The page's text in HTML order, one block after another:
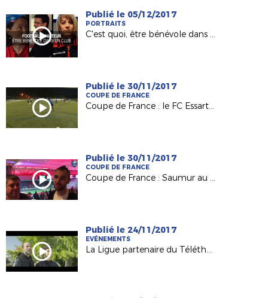
Publié le 05/12/2017
PORTRAITS
C'est quoi, être bénévole dans un club ?
Publié le 30/11/2017
COUPE DE FRANCE
Coupe de France : le FC Essartais, Petit Poucet du 8e tour
Publié le 30/11/2017
COUPE DE FRANCE
Coupe de France : Saumur au défi du Vannes OC
Publié le 24/11/2017
EVÉNEMENTS
La Ligue partenaire du Téléthon 2017 !